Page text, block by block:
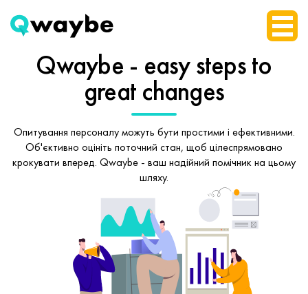
Qwaybe - easy stepsto
great changes
Опитування персоналу можуть бути простими і ефективними.
Об'єктивно оцініть поточний стан, щоб цілеспрямовано
крокувати вперед. Qwaybe - ваш надійний помічник на цьому
шляху.